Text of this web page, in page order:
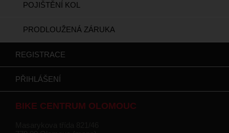
POJIŠTĚNÍ KOL
PRODLOUŽENÁ ZÁRUKA
REGISTRACE
PŘIHLÁŠENÍ
BIKE CENTRUM OLOMOUC